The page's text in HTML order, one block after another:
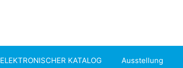
ELEKTRONISCHER KATALOG Ausstellung